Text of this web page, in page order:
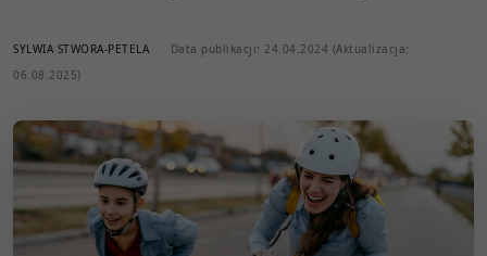
SYLWIA STWORA-PETELA
Data publikacji: 24.04.2024 (Aktualizacja:
06.08.2025)